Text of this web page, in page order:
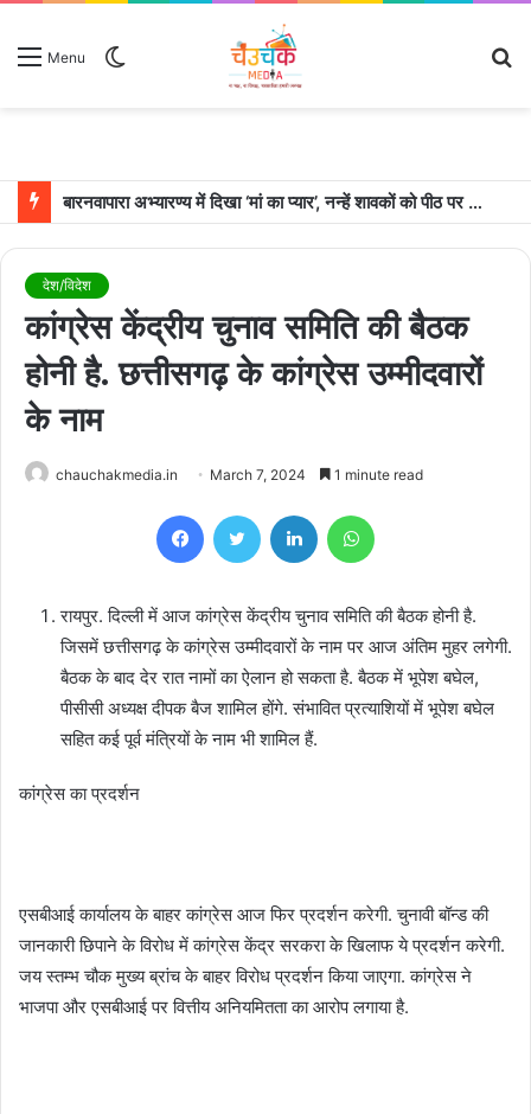
Menu
बारनवापारा अभ्यारण्य में दिखा ‘मां का प्यार’, नन्हें शावकों को पीठ पर बैठाकर घूमती दिखी मादा भालू
देश/विदेश
कांग्रेस केंद्रीय चुनाव समिति की बैठक
होनी है. छत्तीसगढ़ के कांग्रेस उम्मीदवारों
के नाम
chauchakmedia.in March 7, 2024 1 minute read
FacebookTwitter LinkedIn
रायपुर. दिल्ली में आज कांग्रेस केंद्रीय चुनाव समिति की बैठक होनी है.
जिसमें छत्तीसगढ़ के कांग्रेस उम्मीदवारों के नाम पर आज अंतिम मुहर लगेगी.
बैठक के बाद देर रात नामों का ऐलान हो सकता है. बैठक में भूपेश बघेल,
पीसीसी अध्यक्ष दीपक बैज शामिल होंगे. संभावित प्रत्याशियों में भूपेश बघेल
सहित कई पूर्व मंत्रियों के नाम भी शामिल हैं.
कांग्रेस का प्रदर्शन
एसबीआई कार्यालय के बाहर कांग्रेस आज फिर प्रदर्शन करेगी. चुनावी बॉन्ड की
जानकारी छिपाने के विरोध में कांग्रेस केंद्र सरकरा के खिलाफ ये प्रदर्शन करेगी.
जय स्तम्भ चौक मुख्य ब्रांच के बाहर विरोध प्रदर्शन किया जाएगा. कांग्रेस ने
भाजपा और एसबीआई पर वित्तीय अनियमितता का आरोप लगाया है.